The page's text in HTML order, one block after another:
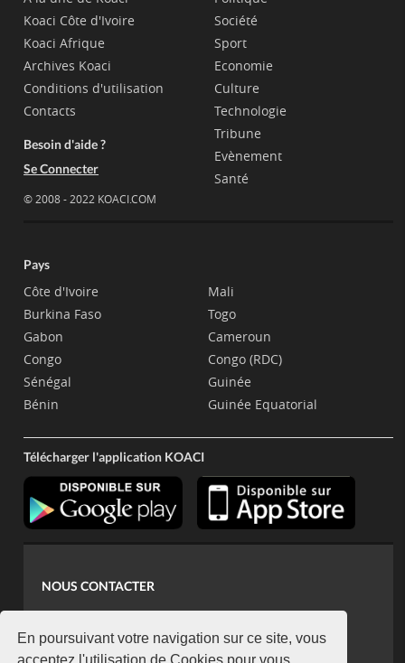
En poursuivant votre navigation sur ce site, vous
acceptez l'utilisation de Cookies pour vous
Koaci Côte d'Ivoire
Koaci Afrique
Archives Koaci
Conditions d'utilisation
Contacts
Besoin d'aide ?
Se Connecter
© 2008 - 2022 KOACI.COM
Société
Sport
Economie
Culture
Technologie
Tribune
Evènement
Santé
Pays
Côte d'Ivoire
Burkina Faso
Gabon
Congo
Sénégal
Bénin
Mali
Togo
Cameroun
Congo (RDC)
Guinée
Guinée Equatorial
Télécharger l'application KOACI
NOUS CONTACTER
koaci@yahoo.fr